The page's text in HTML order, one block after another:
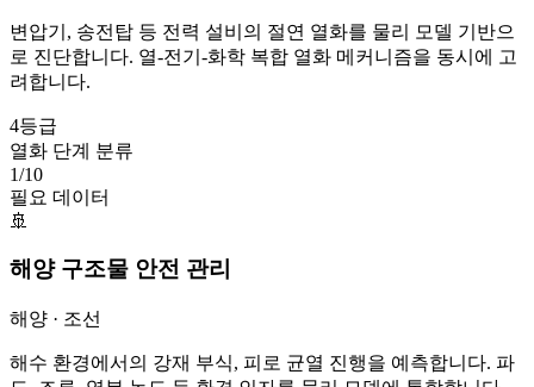
변압기, 송전탑 등 전력 설비의 절연 열화를 물리 모델 기반으
로 진단합니다. 열-전기-화학 복합 열화 메커니즘을 동시에 고
려합니다.
4등급
열화 단계 분류
1/10
필요 데이터
🚢
해양 구조물 안전 관리
해양 · 조선
해수 환경에서의 강재 부식, 피로 균열 진행을 예측합니다. 파